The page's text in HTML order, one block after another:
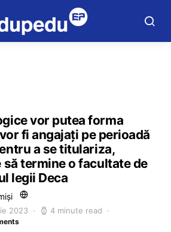
vor putea forma
fi angajați pe perioadă
a se titulariza,
termine o facultate de
legii Deca
2023 4 minute read